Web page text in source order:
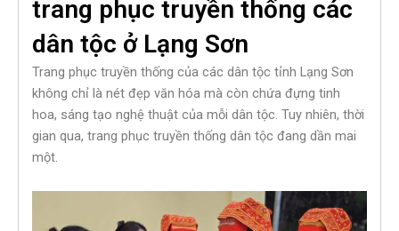
trang phục truyền thống các
dân tộc ở Lạng Sơn
Trang phục truyền thống của các dân tộc tỉnh Lạng Sơn
không chỉ là nét đẹp văn hóa mà còn chứa đựng tinh
hoa, sáng tạo nghệ thuật của mỗi dân tộc. Tuy nhiên, thời
gian qua, trang phục truyền thống dân tộc đang dần mai
một.